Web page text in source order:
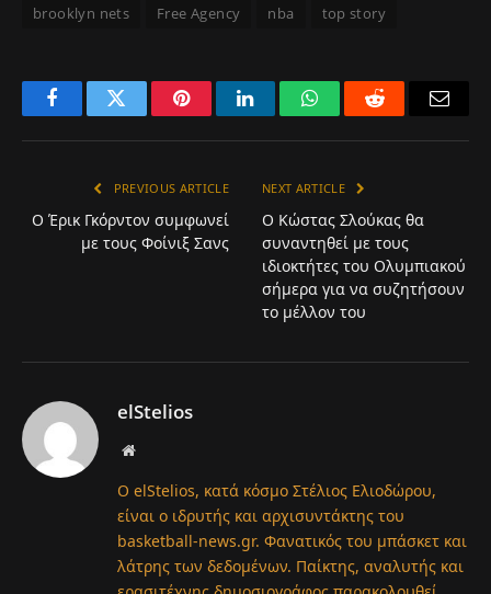
brooklyn nets Free Agency nba top story
FacebookTwitter PinterestLinkedInWhatsAppReddit
PREVIOUS ARTICLE
Ο Έρικ Γκόρντον συμφωνεί
με τους Φοίνιξ Σανς
NEXT ARTICLE
Ο Κώστας Σλούκας θα
συναντηθεί με τους
ιδιοκτήτες του Ολυμπιακού
σήμερα για να συζητήσουν
το μέλλον του
elStelios
Website
Ο elStelios, κατά κόσμο Στέλιος Ελιοδώρου,
είναι ο ιδρυτής και αρχισυντάκτης του
basketball-news.gr. Φανατικός του μπάσκετ και
λάτρης των δεδομένων. Παίκτης, αναλυτής και